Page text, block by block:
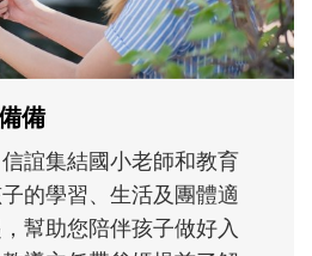
問題的能力養成。爸爸
，參與孩子每個重要的